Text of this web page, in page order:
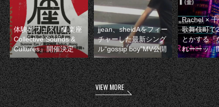
体験型フェス『集楽座
Collective Sounds &
Cultures』開催決定
jjean、sheidAをフィー
チャーした最新シング
ル“gossip boy”MV公開
Rachel ×
歌舞伎町で
とかする『
れーーッ』
VIEW MORE